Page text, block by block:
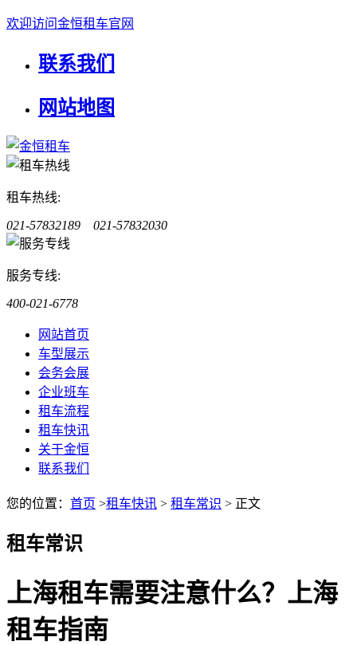
欢迎访问金恒租车官网
联系我们
网站地图
租车热线:
021-57832189 021-57832030
服务专线:
400-021-6778
网站首页
车型展示
会务会展
企业班车
租车流程
租车快讯
关于金恒
联系我们
您的位置： 首页 >租车快讯 > 租车常识 > 正文
租车常识
上海租车需要注意什么？上海
租车指南